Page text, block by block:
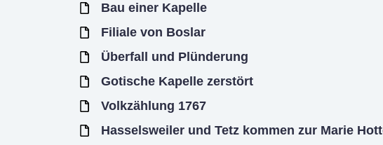
Bau einer Kapelle
Filiale von Boslar
Überfall und Plünderung
Gotische Kapelle zerstört
Volkzählung 1767
Hasselsweiler und Tetz kommen zur Marie